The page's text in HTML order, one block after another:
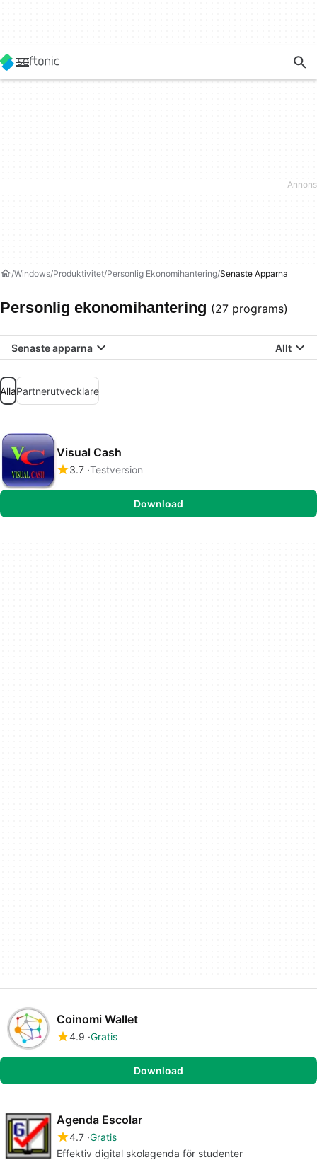
Windows Produktivitet Personlig Ekonomihantering Senaste Apparna
Personlig ekonomihantering (27 programs)
Senaste apparna Allt
AllaPartnerutvecklare
Visual Cash
3.7 Testversion
Download
Coinomi Wallet
4.9 Gratis
Download
Agenda Escolar
4.7 Gratis
Effektiv digital skolagenda för studenter